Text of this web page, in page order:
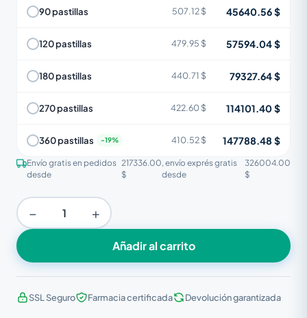
90 pastillas 507.12 $ 45640.56 $
120 pastillas 479.95 $ 57594.04 $
180 pastillas 440.71 $ 79327.64 $
270 pastillas 422.60 $ 114101.40 $
360 pastillas 410.52 $ 147788.48 $
Envío gratis en pedidos
desde
217336.00
$
, envío exprés gratis
desde
326004.00
$
− +
Añadir al carrito
SSL Seguro Farmacia certificada Devolución garantizada